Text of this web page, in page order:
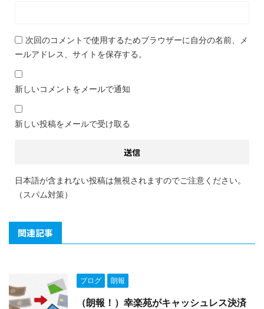
次回のコメントで使用するためブラウザーに自分の名前、メ
ールアドレス、サイトを保存する。
新しいコメントをメールで通知
新しい投稿をメールで受け取る
日本語が含まれない投稿は無視されますのでご注意ください。
（スパム対策）
関連記事
ブログ 朗報
（朗報！）幸楽苑がキャッシュレス決済